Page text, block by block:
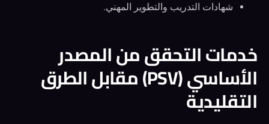
شهادات التدريب والتطوير المهني.
خدمات التحقق من المصدر
الأساسي (PSV) مقابل الطرق
التقليدية